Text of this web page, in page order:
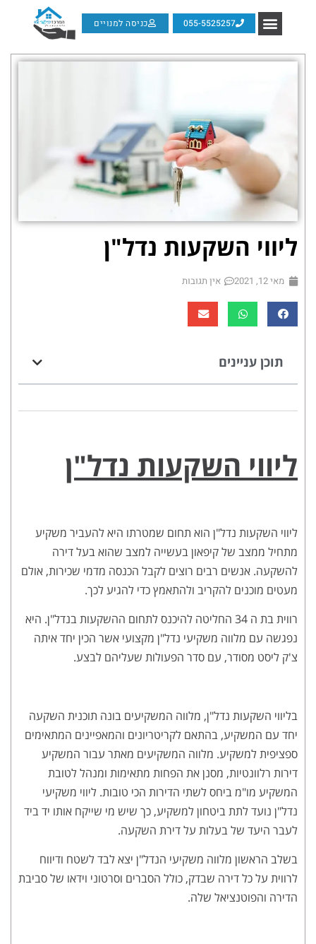
055-5525257 כניסה למנויים
ליווי השקעות נדל"ן
מאי 12, 2021 אין תגובות
תוכן עניינים
ליווי השקעות נדל"ן
ליווי השקעות נדל"ן הוא תחום שמטרתו היא להעביר משקיע
מתחיל ממצב של קיפאון בעשייה למצב שהוא בעל דירה
להשקעה. אנשים רבים רוצים לקבל הכנסה מדמי שכירות, אולם
מעטים מוכנים להקריב ולהתאמץ כדי להגיע לכך.
רווית בת ה 34 החליטה להיכנס לתחום ההשקעות בנדל"ן. היא
נפגשה עם מלווה משקיעי נדל"ן מקצועי אשר הכין יחד איתה
צ'ק ליסט מסודר, עם סדר הפעולות שעליהם לבצע.
בליווי השקעות נדל"ן, מלווה המשקיעים בונה תוכנית השקעה
יחד עם המשקיע, בהתאם לקריטריונים והמאפיינים המתאימים
ספציפית למשקיע. מלווה המשקיעים מאתר עבור המשקיע
דירות רלוונטיות, מסנן את הפחות מתאימות ומנהל לטובת
המשקיע מו"מ ביחס לשתי הדירות הכי טובות. ליווי משקיעי
נדל"ן נועד לתת ביטחון למשקיע, כך שיש מי שייקח אותו יד ביד
לעבר היעד של בעלות על דירת השקעה.
בשלב הראשון מלווה משקיעי הנדל"ן יצא לבד לשטח ודיווח
לרווית על כל דירה שבדק, כולל הסברים וסרטוני וידאו של סביבת
הדירה והפוטנציאל שלה.